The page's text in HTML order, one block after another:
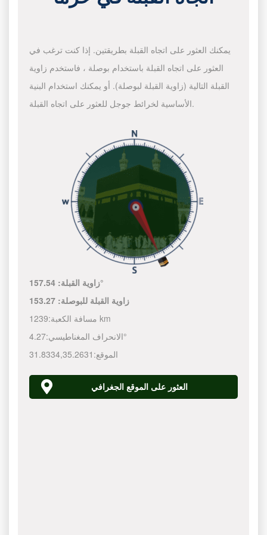
يمكنك العثور على اتجاه القبلة بطريقتين. إذا كنت ترغب في
العثور على اتجاه القبلة باستخدام بوصلة ، فاستخدم زاوية
القبلة التالية (زاوية القبلة لبوصلة). أو يمكنك استخدام البنية
الأساسية لخرائط جوجل للعثور على اتجاه القبلة.
زاوية القبلة:157.54°
زاوية القبلة للبوصلة: 153.27
مسافة الكعبة: 1239 km
الانحراف المغناطيسي:4.27°
الموقع:
31.8334,35.2631
العثور على الموقع الجغرافي